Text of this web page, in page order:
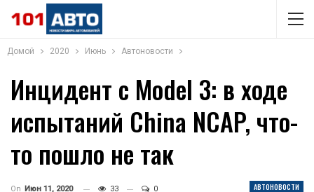
Домой 2020 Июнь Автоновости
Инцидент с Model 3: в ходе
испытаний China NCAP, что-
то пошло не так
АВТОНОВОСТИ
On Июн 11, 2020 33 0